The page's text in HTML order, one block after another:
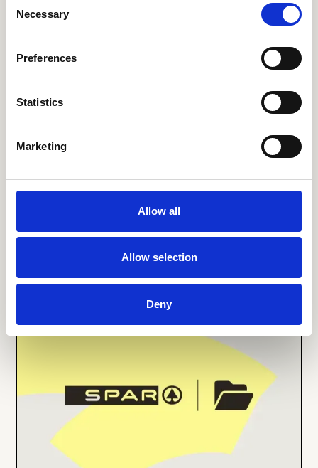
Selection
Necessary
Preferences
Statistics
Marketing
Allow all
Allow selection
Deny
Hoe Center Parcs 10.000+
medewerkers verbond met één
medewerkersapp